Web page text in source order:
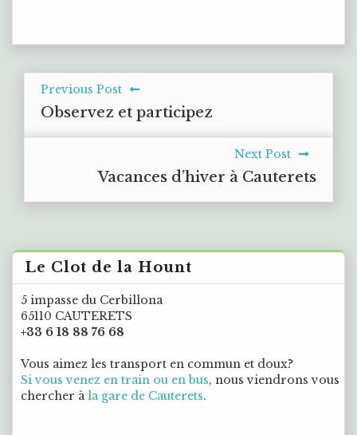
Previous Post
Observez et participez
Next Post
Vacances d’hiver à Cauterets
Le Clot de la Hount
5 impasse du Cerbillona
65110 CAUTERETS
+33 6 18 88 76 68
Vous aimez les transport en commun et doux?
Si vous venez en train ou en bus, nous viendrons vous
chercher àla gare de Cauterets.